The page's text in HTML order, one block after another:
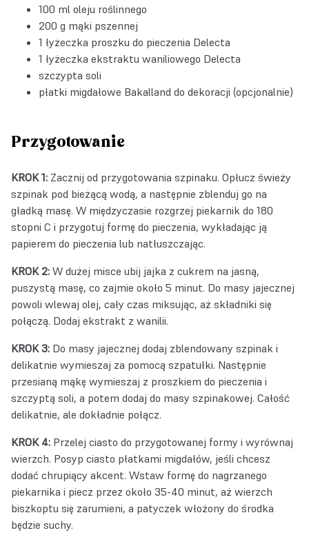
100 ml oleju roślinnego
200 g mąki pszennej
1 łyżeczka proszku do pieczenia Delecta
1 łyżeczka ekstraktu waniliowego Delecta
szczypta soli
płatki migdałowe Bakalland do dekoracji (opcjonalnie)
Przygotowanie
KROK 1: Zacznij od przygotowania szpinaku. Opłucz świeży
szpinak pod bieżącą wodą, a następnie zblenduj go na
gładką masę. W międzyczasie rozgrzej piekarnik do 180
stopni C i przygotuj formę do pieczenia, wykładając ją
papierem do pieczenia lub natłuszczając.
KROK 2: W dużej misce ubij jajka z cukrem na jasną,
puszystą masę, co zajmie około 5 minut. Do masy jajecznej
powoli wlewaj olej, cały czas miksując, aż składniki się
połączą. Dodaj ekstrakt z wanilii.
KROK 3: Do masy jajecznej dodaj zblendowany szpinak i
delikatnie wymieszaj za pomocą szpatułki. Następnie
przesianą mąkę wymieszaj z proszkiem do pieczenia i
szczyptą soli, a potem dodaj do masy szpinakowej. Całość
delikatnie, ale dokładnie połącz.
KROK 4: Przelej ciasto do przygotowanej formy i wyrównaj
wierzch. Posyp ciasto płatkami migdałów, jeśli chcesz
dodać chrupiący akcent. Wstaw formę do nagrzanego
piekarnika i piecz przez około 35-40 minut, aż wierzch
biszkoptu się zarumieni, a patyczek włożony do środka
będzie suchy.